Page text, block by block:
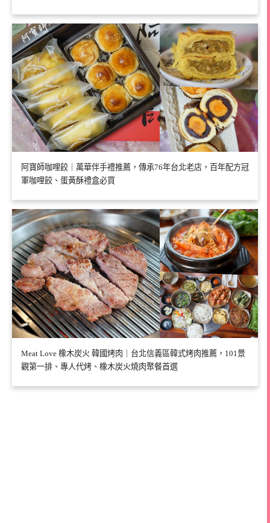
阿寶師咖哩餃｜萬華伴手禮推薦，傳承76年台北老店，百年配方冠
軍咖哩餃、蛋黃酥禮盒必買
Meat Love 橡木炭火 韓國烤肉｜台北信義區韓式烤肉推薦，101景
觀第一排、專人代烤、橡木炭火燒肉聚餐首選